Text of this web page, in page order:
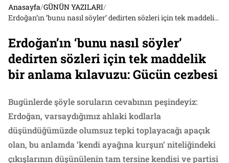
Anasayfa/GÜNÜN YAZILARI/
Erdoğan’ın ‘bunu nasıl söyler’ dedirten sözleri için tek maddelik bir anlama kılavuzu: Gücün cezbesi
Erdoğan’ın ‘bunu nasıl söyler’
dedirten sözleri için tek maddelik
bir anlama kılavuzu: Gücün cezbesi
Bugünlerde şöyle soruların cevabının peşindeyiz:
Erdoğan, varsaydığımız ahlaki kodlarla
düşündüğümüzde olumsuz tepki toplayacağı apaçık
olan, bu anlamda ‘kendi ayağına kurşun’ niteliğindeki
çıkışlarının düşünülenin tam tersine kendisi ve partisi